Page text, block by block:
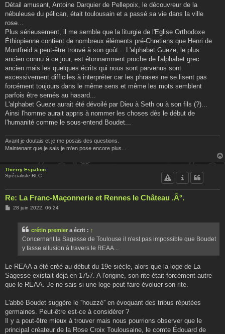
Détail amusant, Antoine Darquier de Pellepoix, le découvreur de la
nébuleuse du pélican, était toulousain et a passé sa vie dans la ville
rose...
Plus sérieusement, il me semble que la liturgie de l'Eglise Orthodoxe
Éthiopienne contient de nombreux éléments pré-Chretiens que Henri de
Montfreid a peut-être trouvé à son goût... L'alphabet Gueze, le plus
ancien connu à ce jour, est étonnamment proche de l'alphabet grec
ancien mais les quelques écrits qui nous sont parvenus sont
excessivement difficiles à interpréter car les phrases ne se lisent pas
forcément toujours dans le même sens et même les mots semblent
parfois être semés au hasard...
L'alphabet Gueze aurait été dévoilé par Dieu à Seth ou à son fils (?)...
Ainsi l'homme aurait appris à nommer les choses dès le début de
l'humanité comme le sous-entend Boudet...
Avant je doutais et je me posais des questions.
Maintenant que je sais je m'en pose encore plus...
Thierry Espalion
Spécialiste RLC
Re: La Franc-Maçonnerie et Rennes le Château .Â°.
M28 juin 2022, 06:24
crétin premier a écrit : ↑
Concernant la Sagesse de Toulouse il n'est pas impossible que Boudet
y fasse allusion à travers le REAA...
Le REAA a été créé au début du 19e siècle, alors que la loge de La
Sagesse existait déjà en 1757. A l'origine, son rite était forcément autre
que le REAA. Je ne sais si une loge peut faire évoluer son rite.
L'abbé Boudet suggère le ''houzzé'' en évoquant des tribus réputées
germaines. Peut-être est-ce à considérer ?
Il y a peut-être mieux à trouver mais nous pourrions observer que le
principal créateur de la Rose Croix Toulousaine, le comte Édouard de